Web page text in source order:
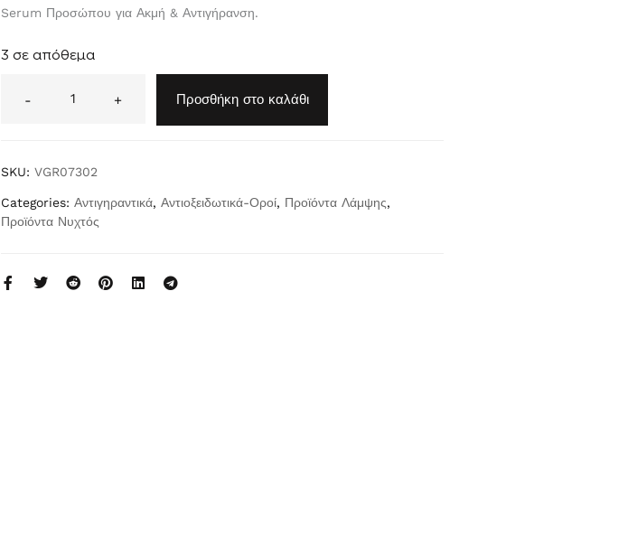
Serum Προσώπου για Ακμή & Αντιγήρανση.
3 σε απόθεμα
+
- Προσθήκη στο καλάθι
r
e
:
SKU: VGR07302
Categories: Αντιγηραντικά, Αντιοξειδωτικά-Οροί, Προϊόντα Λάμψης,
Προϊόντα Νυχτός